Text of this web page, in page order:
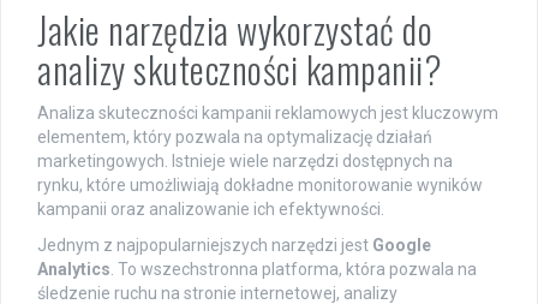
Jakie narzędzia wykorzystać do
analizy skuteczności kampanii?
Analiza skuteczności kampanii reklamowych jest kluczowym
elementem, który pozwala na optymalizację działań
marketingowych. Istnieje wiele narzędzi dostępnych na
rynku, które umożliwiają dokładne monitorowanie wyników
kampanii oraz analizowanie ich efektywności.
Jednym z najpopularniejszych narzędzi jest Google
Analytics . To wszechstronna platforma, która pozwala na
śledzenie ruchu na stronie internetowej, analizy